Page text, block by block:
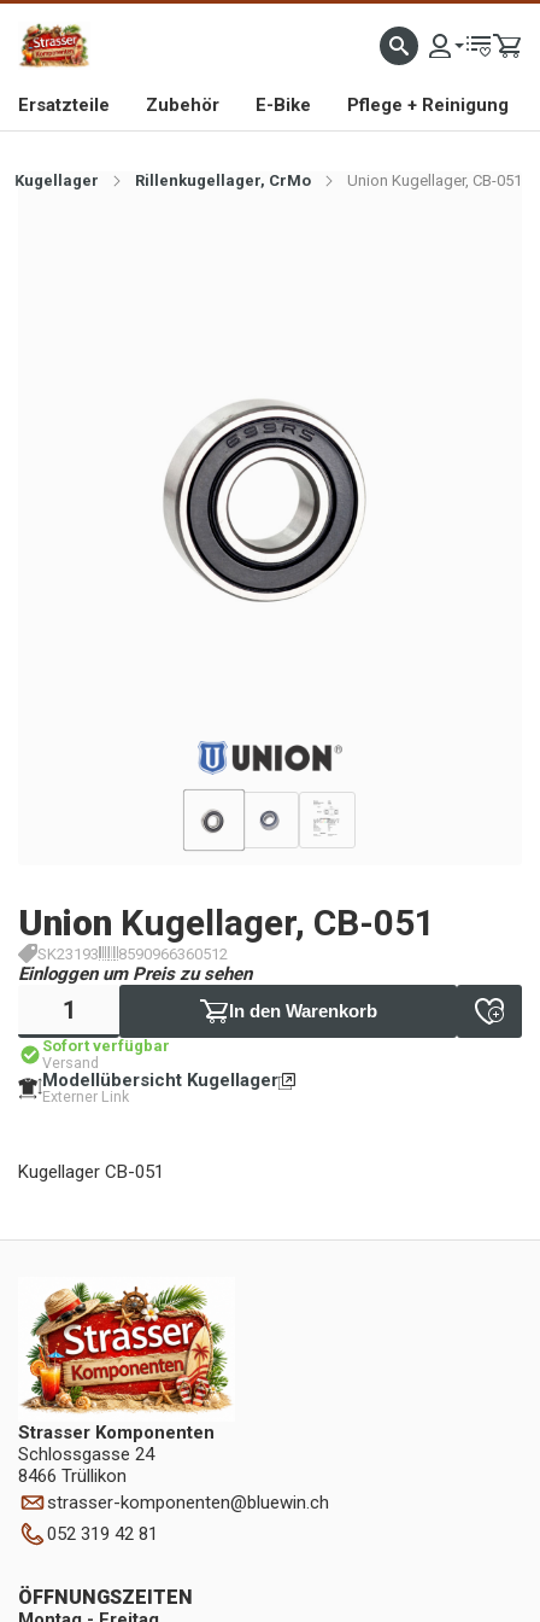
IMPORTEUR VON HOCHWERTIGEN FAHRRAD- UND MOFAERSATZTEILEN SEIT 1993
Ersatzteile Zubehör E-Bike Pflege + Reinigung
Kugellager Rillenkugellager, CrMo Union Kugellager, CB-051
Union Kugellager, CB-051
SK23193 8590966360512
Einloggen um Preis zu sehen
In den Warenkorb
Sofort verfügbar
Versand
Modellübersicht Kugellager
Externer Link
Kugellager CB-051
Strasser Komponenten
Schlossgasse 24
8466 Trüllikon
strasser-komponenten@bluewin.ch
052 319 42 81
ÖFFNUNGSZEITEN